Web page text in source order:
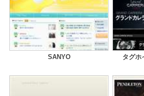
SANYO タグホ